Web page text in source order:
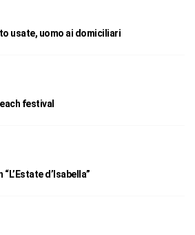
usate, uomo ai domiciliari
festival
d’Isabella”